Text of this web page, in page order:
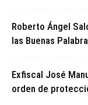
Roberto Ángel
las Buenas
Exfiscal José
orden de